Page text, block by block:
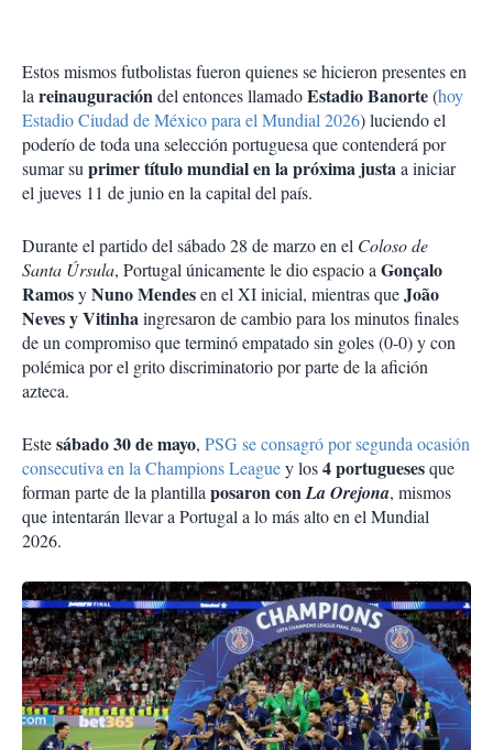
Estos mismos futbolistas fueron quienes se hicieron presentes en
lareinauguracióndel entonces llamadoEstadio Banorte(hoy
Estadio Ciudad de México para el Mundial 2026) luciendo el
poderío de toda una selección portuguesa que contenderá por
sumar suprimer título mundial en la próxima justaa iniciar
el jueves 11 de junio en la capital del país.
Durante el partido del sábado 28 de marzo en el Coloso de
Santa Úrsula, Portugal únicamente le dio espacio aGonçalo
RamosyNuno Mendesen el XI inicial, mientras queJoão
Neves y Vitinhaingresaron de cambio para los minutos finales
de un compromiso que terminó empatado sin goles (0-0) y con
polémica por el grito discriminatorio por parte de la afición
azteca.
Estesábado 30 de mayo, PSG se consagró por segunda ocasión
consecutiva en la Champions Leaguey los4 portuguesesque
forman parte de la plantillaposaron conLa Orejona, mismos
que intentarán llevar a Portugal a lo más alto en el Mundial
2026.